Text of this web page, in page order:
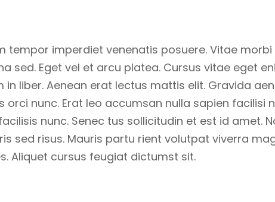
tempor imperdiet venenatis posuere. Vitae
sed. Eget vel et arcu platea. Cursus vitae eget
liber. Aenean erat lectus mattis elit. Gravida
orci nunc. Erat leo accumsan nulla sapien facilisi
nunc. Senec tus sollicitudin et est id amet.
sed risus. Mauris partu rient volutpat viverra
Aliquet cursus feugiat dictumst sit.